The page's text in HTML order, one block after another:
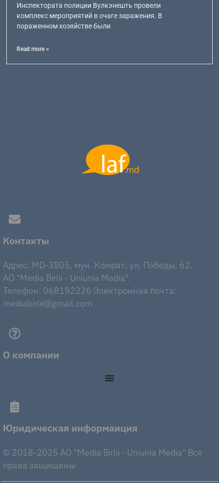
Инспектората полиции Вулкэнешть провели
комплекс мероприятий в очаге заражения. В
пораженном хозяйстве были
Read more >
Контакты
Адрес: MD-3805, мун. Комрат, ул. Победы, 62.
AO "Media Birlii - Uniunia Media".
Телефон: 068192226 Электронная почта:
mediabirlii@gmail.com
О компании
Юридическая информаиция
© 2018-2025 AO "Media Birlii - Uniunia Media" Все
права защищены